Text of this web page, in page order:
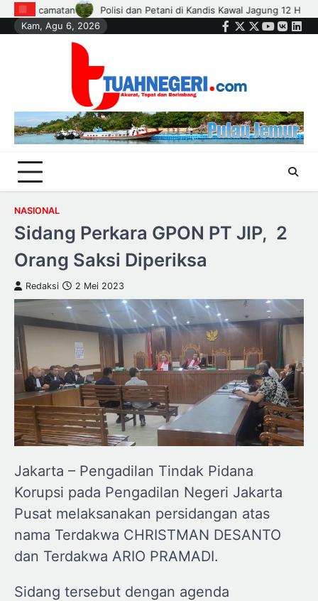
Skip
to
12 Hektare, Ikhtiar Menjaga Ketahanan Pangan
KKIH Gelar
Kam, Agu 6, 2026
Facebook
Twitter
Instagram
Youtube
VK
NASIONAL
Sidang Perkara GPON PT JIP, 2
Orang Saksi Diperiksa
Redaksi 2 Mei 2023
Jakarta – Pengadilan Tindak Pidana
Korupsi pada Pengadilan Negeri Jakarta
Pusat melaksanakan persidangan atas
nama Terdakwa CHRISTMAN DESANTO
dan Terdakwa ARIO PRAMADI.
Sidang tersebut dengan agenda